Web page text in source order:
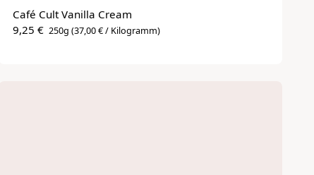
Café Cult Vanilla Cream
9,25 € 250g (37,00 € / Kilogramm)